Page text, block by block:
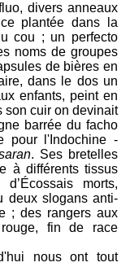
divers anneaux
plantée dans la
cou ; un perfecto
noms de groupes
de bières en
dans le dos un
enfants, peint en
son cuir on devinait
barrée du facho
pour l'Indochine -
. Ses bretelles
à différents tissus
morts,
deux slogans anti-
; des rangers aux
fin de race
nous ont tout